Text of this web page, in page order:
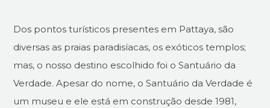
Dos pontos turísticos presentes em Pattaya, são
diversas as praias paradisíacas, os exóticos templos;
mas, o nosso destino escolhido foi o Santuário da
Verdade. Apesar do nome, o Santuário da Verdade é
um museu e ele está em construção desde 1981,